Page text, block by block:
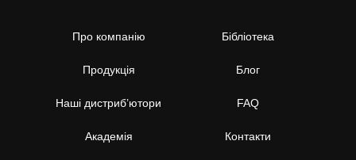
Про компанію
Продукція
Наші дистриб’ютори
Академія
Бібліотека
Блог
FAQ
Контакти